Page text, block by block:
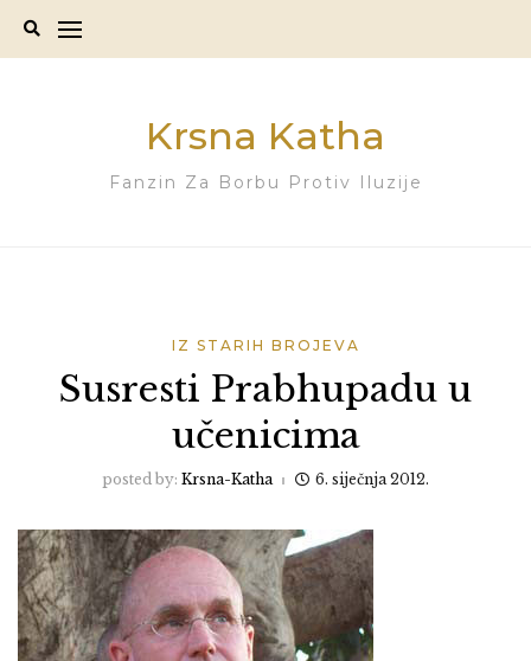
Krsna Katha
Fanzin Za Borbu Protiv Iluzije
IZ STARIH BROJEVA
Susresti Prabhupadu u
učenicima
posted by: Krsna-Katha 6. siječnja 2012.